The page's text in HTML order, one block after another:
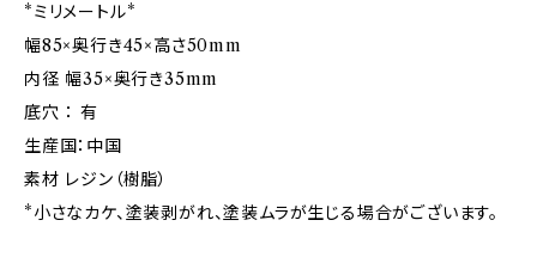
*ミリメートル*
幅85×奥行き45×高さ50mm
内径 幅35×奥行き35mm
底穴 ： 有
生産国：中国
素材 レジン（樹脂）
*小さなカケ、塗装剥がれ、塗装ムラが生じる場合がございます。